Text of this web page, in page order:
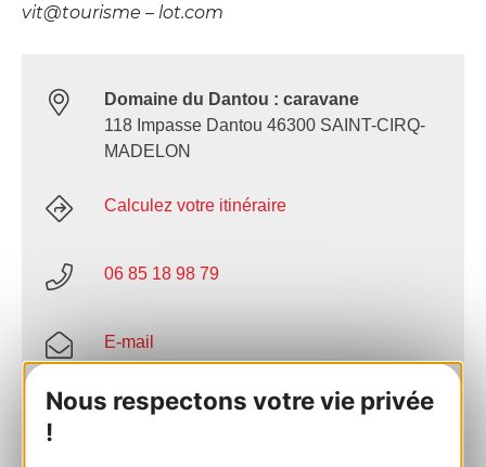
Nous respectons votre vie privée
!
vit@tourisme – lot.com
Domaine du Dantou : caravane
118 Impasse Dantou 46300 SAINT-CIRQ-
MADELON
Calculez votre itinéraire
06 85 18 98 79
E-mail
AJOUTER